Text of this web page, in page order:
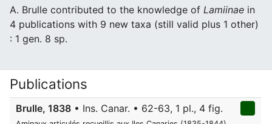
A. Brulle contributed to the knowledge of Lamiinae in
4 publications with 9 new taxa (still valid plus 1 other)
: 1 gen. 8 sp.
Publications
Brulle, 1838 • Ins. Canar. • 62-63, 1 pl., 4 fig.